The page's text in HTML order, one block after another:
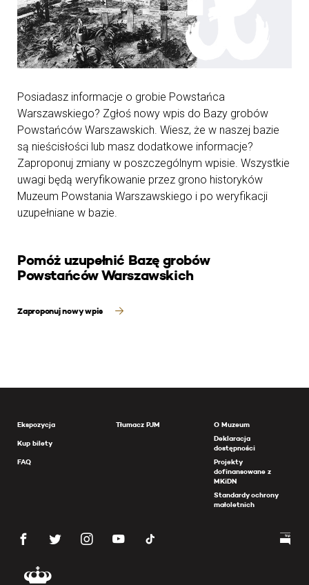
Posiadasz informacje o grobie Powstańca
Warszawskiego? Zgłoś nowy wpis do Bazy grobów
Powstańców Warszawskich. Wiesz, że w naszej bazie
są nieścisłości lub masz dodatkowe informacje?
Zaproponuj zmiany w poszczególnym wpisie. Wszystkie
uwagi będą weryfikowanie przez grono historyków
Muzeum Powstania Warszawskiego i po weryfikacji
uzupełniane w bazie.
Pomóż uzupełnić Bazę grobów
Powstańców Warszawskich
Zaproponuj nowy wpis
Ekspozycja
Kup bilety
FAQ
Tłumacz PJM
O Muzeum
Deklaracja
dostępności
Projekty
dofinansowane z
MKiDN
Standardy ochrony
małoletnich